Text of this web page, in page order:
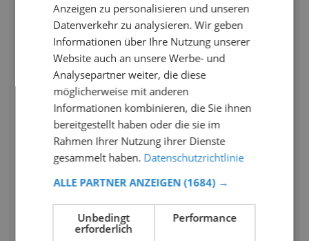
Anzeigen zu personalisieren und unseren
Datenverkehr zu analysieren. Wir geben
Informationen über Ihre Nutzung unserer
Website auch an unsere Werbe- und
Analysepartner weiter, die diese
möglicherweise mit anderen
Informationen kombinieren, die Sie ihnen
bereitgestellt haben oder die sie im
Rahmen Ihrer Nutzung ihrer Dienste
gesammelt haben. Datenschutzrichtlinie
ALLE PARTNER ANZEIGEN (1684) →
Unbedingt
erforderlich
Performance